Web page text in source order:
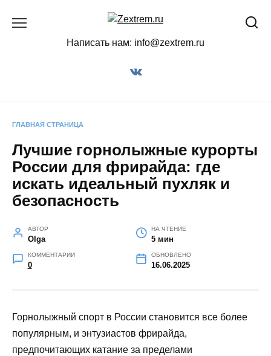
Написать нам: info@zextrem.ru
ГЛАВНАЯ СТРАНИЦА
Лучшие горнолыжные курорты
России для фрирайда: где
искать идеальный пухляк и
безопасность
АВТОР
Olga
НА ЧТЕНИЕ
5 мин
КОММЕНТАРИИ
0
ОБНОВЛЕНО
16.06.2025
Горнолыжный спорт в России становится все более
популярным, и энтузиастов фрирайда,
предпочитающих катание за пределами